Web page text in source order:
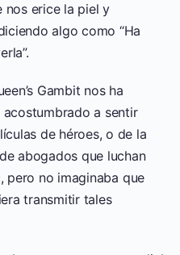
nos erice la piel y
algo como “Ha
Gambit nos ha
a sentir
de héroes, o de la
abogados que luchan
pero no imaginaba que
transmitir tales